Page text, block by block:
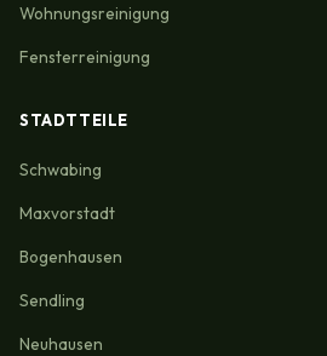
Wohnungsreinigung
Fensterreinigung
STADTTEILE
Schwabing
Maxvorstadt
Bogenhausen
Sendling
Neuhausen